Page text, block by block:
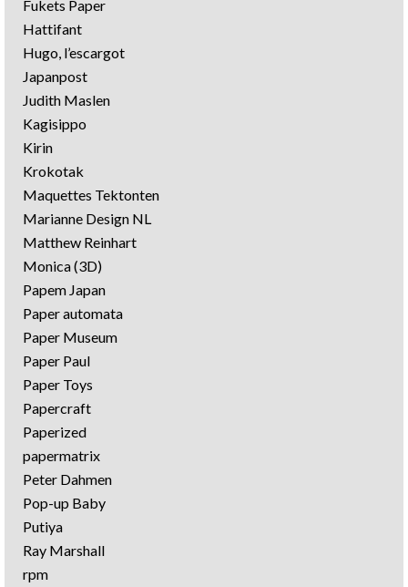
Fukets Paper
Hattifant
Hugo, l’escargot
Japanpost
Judith Maslen
Kagisippo
Kirin
Krokotak
Maquettes Tektonten
Marianne Design NL
Matthew Reinhart
Monica (3D)
Papem Japan
Paper automata
Paper Museum
Paper Paul
Paper Toys
Papercraft
Paperized
papermatrix
Peter Dahmen
Pop-up Baby
Putiya
Ray Marshall
rpm